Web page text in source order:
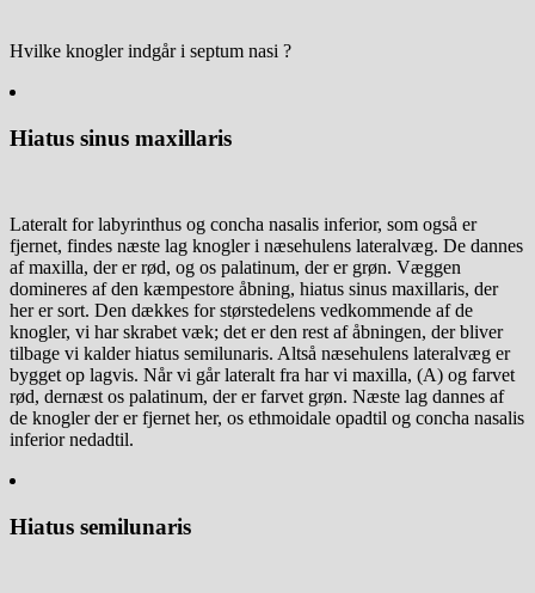
Hvilke knogler indgår i septum nasi ?
Hiatus sinus maxillaris
Lateralt for labyrinthus og concha nasalis inferior, som også er
fjernet, findes næste lag knogler i næsehulens lateralvæg. De dannes
af maxilla, der er rød, og os palatinum, der er grøn. Væggen
domineres af den kæmpestore åbning, hiatus sinus maxillaris, der
her er sort. Den dækkes for størstedelens vedkommende af de
knogler, vi har skrabet væk; det er den rest af åbningen, der bliver
tilbage vi kalder hiatus semilunaris. Altså næsehulens lateralvæg er
bygget op lagvis. Når vi går lateralt fra har vi maxilla, (A) og farvet
rød, dernæst os palatinum, der er farvet grøn. Næste lag dannes af
de knogler der er fjernet her, os ethmoidale opadtil og concha nasalis
inferior nedadtil.
Hiatus semilunaris